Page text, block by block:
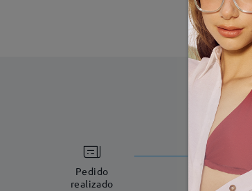
Pedido
realizado